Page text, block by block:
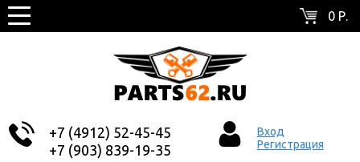
0 Р.
+7 (4912) 52-45-45
+7 (903) 839-19-35
Вход
Регистрация